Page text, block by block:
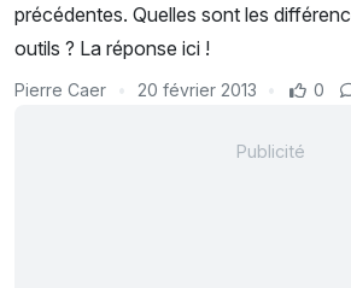
précédentes. Quelles sont les
outils ? La réponse ici !
Pierre Caer 20 février 2013 0